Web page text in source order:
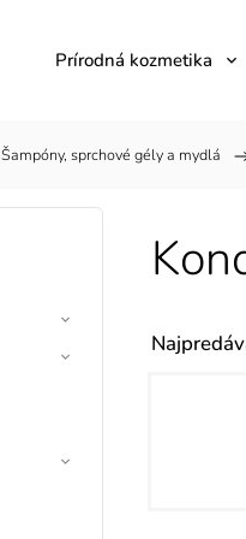
Prírodná kozmetika
Šampóny, sprchové gély a mydlá /